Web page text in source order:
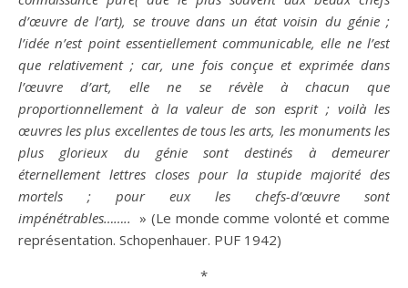
d’œuvre de l’art), se trouve dans un état voisin du génie ;
l’idée n’est point essentiellement communicable, elle ne l’est
que relativement ; car, une fois conçue et exprimée dans
l’œuvre d’art, elle ne se révèle à chacun que
proportionnellement à lavaleurde son esprit ; voilà les
œuvres les plus excellentes de tous les arts, les monuments les
plus glorieux du génie sont destinés à demeurer
éternellement lettres closes pour la stupide majorité des
mortels ; pour eux les chefs-d’œuvre sont
impénétrables…….. » (Le monde comme volonté et comme
représentation. Schopenhauer. PUF 1942)
*